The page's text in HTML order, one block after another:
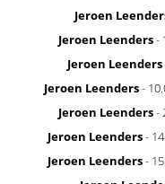
Jeroen
Jeroen Leenders-
Jeroen Leenders
Jeroen Leenders-
Jeroen Leenders-
Jeroen Leenders-
Jeroen Leenders-